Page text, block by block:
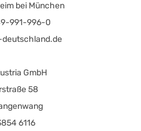
bei München
991-996-0
deutschland.de
GmbH
58
6116